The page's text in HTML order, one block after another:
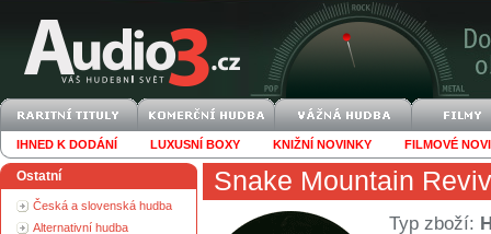
IHNED K DODÁNÍ LUXUSNÍ BOXY KNIŽNÍ NOVINKY FILMOVÉ
Ostatní
Česká a slovenská hudba
Alternativní hudba
Snake Mountain
Typ zboží: